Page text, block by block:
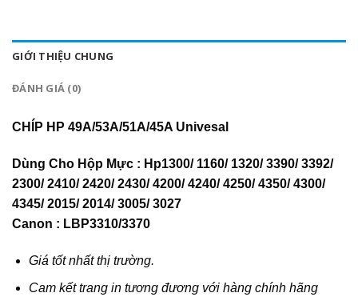
GIỚI THIỆU CHUNG
ĐÁNH GIÁ (0)
CHÍP HP 49A/53A/51A/45A Univesal
Dùng Cho Hộp Mực : Hp1300/ 1160/ 1320/ 3390/ 3392/
2300/ 2410/ 2420/ 2430/ 4200/ 4240/ 4250/ 4350/ 4300/
4345/ 2015/ 2014/ 3005/ 3027
Canon : LBP3310/3370
Giá tốt nhất thị trường.
Cam kết trang in tương đương với hàng chính hãng